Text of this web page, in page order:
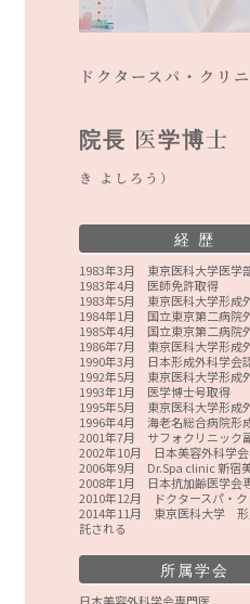
ドクタースパ・クリ
院長 医学博士
き よしろう）
経 歴
1983年3月 東京医科大学医学
1983年4月 医師免許取得
1983年5月 東京医科大学形成
1984年1月 国立東京第二病院
1985年4月 国立東京第二病院
1986年7月 東京医科大学形成
1990年3月 日本形成外科学会
1992年5月 東京医科大学形成
1993年1月 医学博士号取得
1995年5月 東京医科大学形成
1996年4月 海老名総合病院形
2001年7月 サフォクリニック
2002年10月 日本美容外科学
2006年9月 Dr.Spa clinic 新宿
2008年1月 日本抗加齢医学会
2010年12月 ドクタースパ・
2014年11月 東京医科大学
託される
所属学会